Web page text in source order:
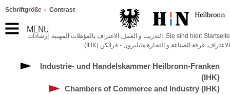
MENU
Schriftgröße Contrast
Sie sind hier: Startseite
, التدريب و العمل, الاعتراف بالمؤهلات المهنية, إرشادات
الاعتراف, غرفة الصناعة و التجارة هايلبرون - فرانكن (IHK)
Industrie- und Handelskammer Heilbronn-Franken
(IHK)
Chambers of Commerce and Industry (IHK)